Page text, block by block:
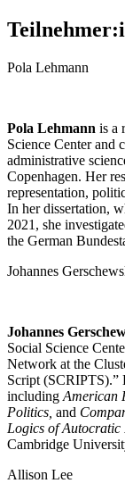
Pola Lehmann
Pola Lehmann is a
Science Center and
administrative
Copenhagen. Her
representation,
In her dissertation,
2021, she
the German
Johannes
Johannes
Social Science
Network at the
Script (SCRIPTS).”
including American
Politics, and
Logics of Autocratic
Cambridge
Allison Lee